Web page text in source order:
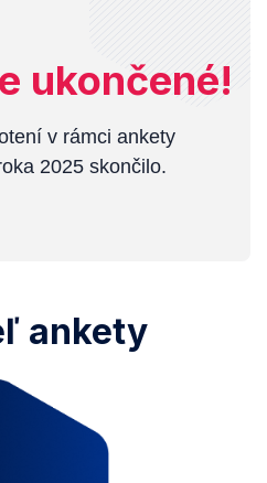
ukončené!
v rámci ankety
2025 skončilo.
ankety